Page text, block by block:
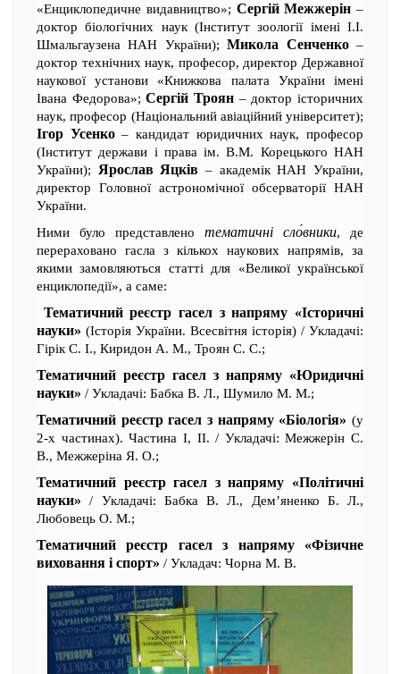
«Енциклопедичне видавництво»; Сергій Межжерін –
доктор біологічних наук (Інститут зоології імені І.І.
Шмальгаузена НАН України);Микола Сенченко–
доктор технічних наук, професор, директор Державної
наукової установи «Книжкова палата України імені
Івана Федорова»;Сергій Троян – доктор історичних
наук, професор (Національний авіаційний університет);
Ігор Усенко– кандидат юридичних наук, професор
(Інститут держави і права ім. В.М. Корецького НАН
України); Ярослав Яцків – академік НАН України,
директор Головної астрономічної обсерваторії НАН
України.
Ними було представлено тематичні сло́вники, де
перераховано гасла з кількох наукових напрямів, за
якими замовляються статті для «Великої української
енциклопедії», а саме:
Тематичний реєстр гасел з напряму «Історичні
науки» (Історія України. Всесвітня історія) / Укладачі:
Гірік С. І., Киридон А. М., Троян С. С.;
Тематичний реєстр гасел з напряму «Юридичні
науки» / Укладачі: Бабка В. Л., Шумило М. М.;
Тематичний реєстр гасел з напряму «Біологія» (у
2-х частинах). Частина І, ІІ. / Укладачі: Межжерін С.
В., Межжеріна Я. О.;
Тематичний реєстр гасел з напряму «Політичні
науки» / Укладачі: Бабка В. Л., Дем’яненко Б. Л.,
Любовець О. М.;
Тематичний реєстр гасел з напряму «Фізичне
виховання і спорт» / Укладач: Чорна М. В.